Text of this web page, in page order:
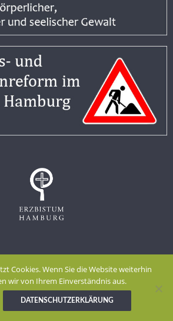
Impressum
Hinweisgeberschutzgesetz
Cookies. Wenn Sie die Website weiterhin
wir von Ihrem Einverständnis aus.
DATENSCHUTZERKLÄRUNG